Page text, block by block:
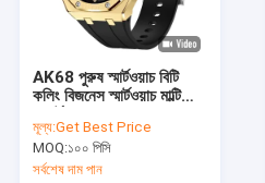
AK68 পুরুষ স্মার্টওয়াচ বিটি
কলিং বিজনেস স্মার্টওয়াচ মাল্টি
মূল্য:Get Best Price
MOQ:১০০ পিসি
সর্বশেষ দাম পান